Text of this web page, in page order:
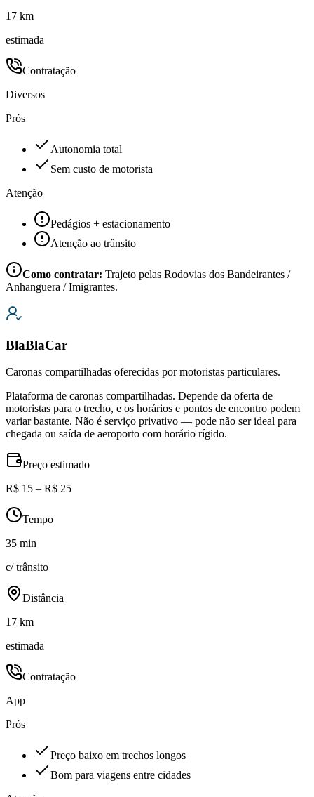
17 km
estimada
Contratação
Diversos
Prós
Autonomia total
Sem custo de motorista
Atenção
Pedágios + estacionamento
Atenção ao trânsito
Como contratar: Trajeto pelas Rodovias dos Bandeirantes /
Anhanguera / Imigrantes.
BlaBlaCar
Caronas compartilhadas oferecidas por motoristas particulares.
Plataforma de caronas compartilhadas. Depende da oferta de
motoristas para o trecho, e os horários e pontos de encontro podem
variar bastante. Não é serviço privativo — pode não ser ideal para
chegada ou saída de aeroporto com horário rígido.
Preço estimado
R$ 15 – R$ 25
Tempo
35 min
c/ trânsito
Distância
17 km
estimada
Contratação
App
Prós
Preço baixo em trechos longos
Bom para viagens entre cidades